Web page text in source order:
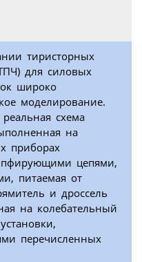
тиристорных
для силовых
широко
моделирование.
схема
на
приборах
цепями,
питаемая от
и дроссель
на колебательный
перечисленных